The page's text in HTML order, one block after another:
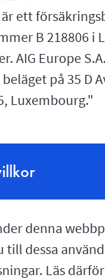
är ett
B 218806 i
AIG Europe
på 35 D
Luxembourg."
denna
till dessa
Läs